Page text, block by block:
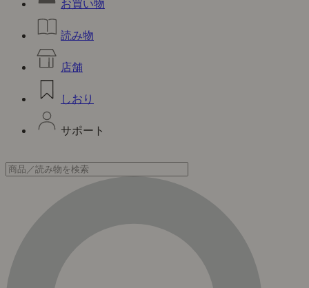
お買い物
読み物
店舗
しおり
サポート